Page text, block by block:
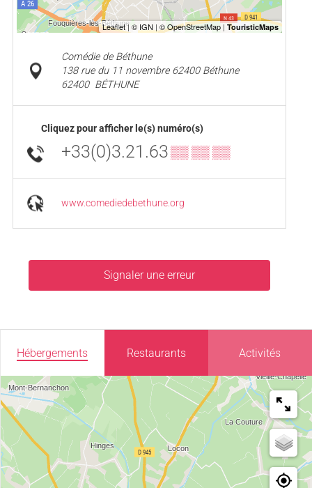
Comédie de Béthune
138 rue du 11 novembre 62400 Béthune
62400 BÉTHUNE
Cliquez pour afficher le(s) numéro(s)
+33(0)3.21.63▒▒ ▒▒ ▒▒
www.comediedebethune.org
Signaler une erreur
Hébergements Restaurants Activités